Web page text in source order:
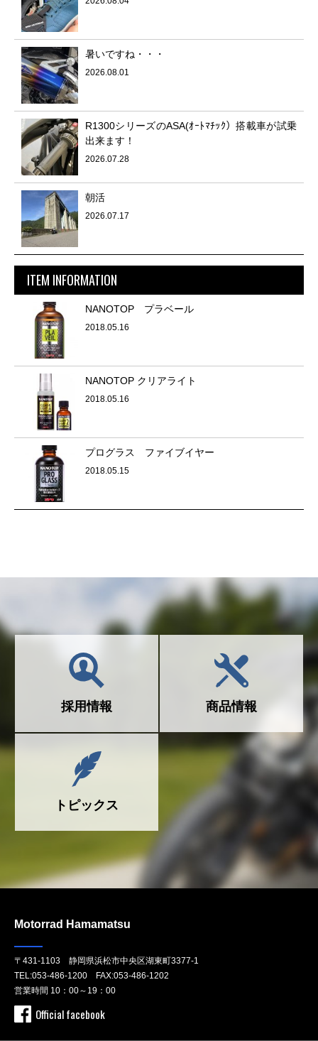
暑いですね・・・
2026.08.01
R1300シリーズのASA(ｵｰﾄﾏﾁｯｸ）搭載車が試乗
出来ます！
2026.07.28
朝活
2026.07.17
ITEM INFORMATION
NANOTOP プラベール
2018.05.16
NANOTOP クリアライト
2018.05.16
プログラス ファイブイヤー
2018.05.15
採用情報 商品情報
トピックス
Motorrad Hamamatsu
〒431-1103 静岡県浜松市中央区湖東町3377-1
TEL:053-486-1200 FAX:053-486-1202
営業時間 10：00～19：00
Official facebook